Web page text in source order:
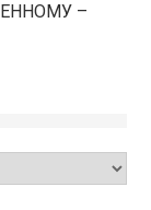
–